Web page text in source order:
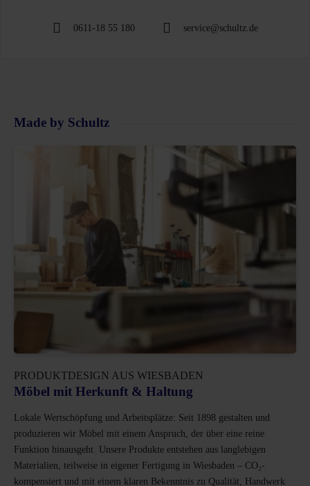
0611-18 55 180 service@schultz.de
Made by Schultz
PRODUKTDESIGN AUS WIESBADEN
Möbel mit Herkunft & Haltung
Lokale Wertschöpfung und Arbeitsplätze: Seit 1898 gestalten und
produzieren wir Möbel mit einem Anspruch, der über eine reine
Funktion hinausgeht. Unsere Produkte entstehen aus langlebigen
Materialien, teilweise in eigener Fertigung in Wiesbaden – CO₂-
kompensiert und mit einem klaren Bekenntnis zu Qualität, Handwerk